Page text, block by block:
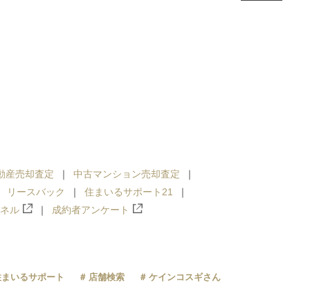
産売却査定
中古マンション売却査定
リースバック
住まいるサポート21
ル 成約者アンケート
いるサポート 店舗検索 ケインコスギさん